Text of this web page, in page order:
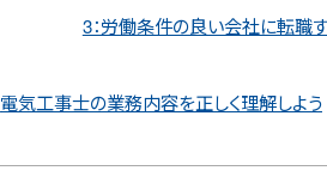
3：労働条件の良い会社に転職
電気工事士の業務内容を正しく理解しよう